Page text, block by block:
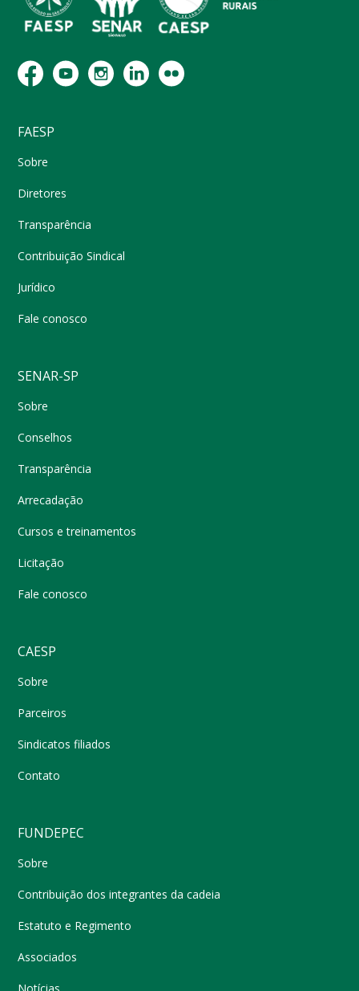
FAESP
Sobre
Diretores
Transparência
Contribuição Sindical
Jurídico
Fale conosco
SENAR-SP
Sobre
Conselhos
Transparência
Arrecadação
Cursos e treinamentos
Licitação
Fale conosco
CAESP
Sobre
Parceiros
Sindicatos filiados
Contato
FUNDEPEC
Sobre
Contribuição dos integrantes da cadeia
Estatuto e Regimento
Associados